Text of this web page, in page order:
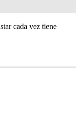
cada vez tiene